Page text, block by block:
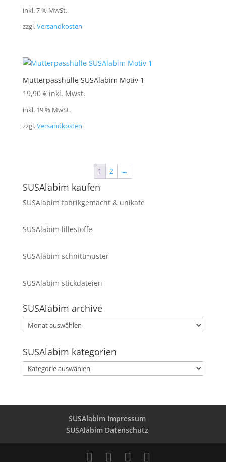
inkl. 7 % MwSt.
zzgl.Versandkosten
Mutterpasshülle SUSAlabim Motiv 1
19,90 € inkl. Mwst.
inkl. 19 % MwSt.
zzgl.Versandkosten
1 2 →
SUSAlabim kaufen
SUSAlabim fabrikgemacht & unikate
SUSAlabim lillestoffe
SUSAlabim schnittmuster
SUSAlabim stickdateien
SUSAlabim archive
SUSAlabim
archive
SUSAlabim kategorien
SUSAlabim
kategorien
SUSAlabim Impressum
SUSAlabim Datenschutz